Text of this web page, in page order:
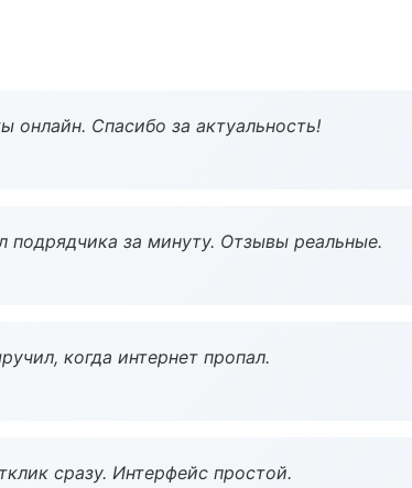
онлайн. Спасибо за актуальность!
подрядчика за минуту. Отзывы реальные.
когда интернет пропал.
сразу. Интерфейс простой.